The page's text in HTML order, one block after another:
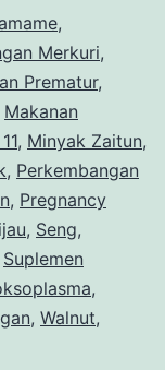
,
Merkuri,
Prematur,
Makanan
, Minyak Zaitun,
, Perkembangan
, Pregnancy
, Seng,
Suplemen
,
, Walnut,